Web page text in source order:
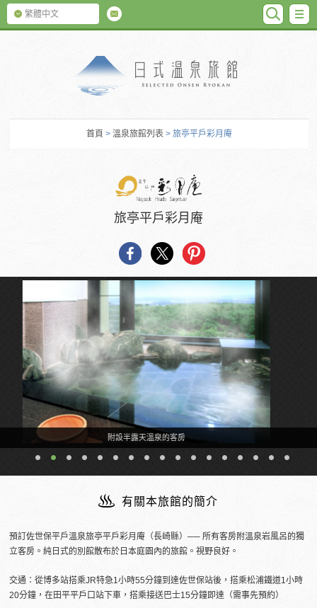
繁體中文
首頁 > 溫泉旅館列表 > 旅亭平戶彩月庵
旅亭平戶彩月庵
附設半露天溫泉的客房
有關本旅館的簡介
預訂佐世保平戶溫泉旅亭平戶彩月庵（長崎縣）── 所有客房附溫泉岩風呂的獨
立客房。純日式的別館散布於日本庭園內的旅館。視野良好。
交通：從博多站搭乘JR特急1小時55分鐘到達佐世保站後，搭乘松浦鐵道1小時
20分鐘，在田平平戶口站下車，搭乘接送巴士15分鐘即達（需事先預約）